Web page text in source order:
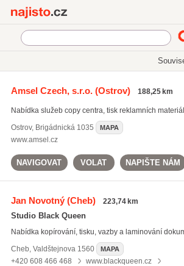
Reklamní předměty a sítotisk
Reklamní
Amsel Czech, s.r.o.(Ostrov) 188,25 km
Nabídka služeb copy centra, tisk reklamních
Ostrov, Brigádnická 1035 MAPA
www.amsel.cz
NAVIGOVAT VOLAT NAPIŠTE NÁM
Jan Novotný(Cheb) 223,74 km
Studio Black Queen
Nabídka kopírování, tisku, vazby a laminování
Cheb, Valdštejnova 1560 MAPA
+420 608 466 468
www.blackqueen.cz